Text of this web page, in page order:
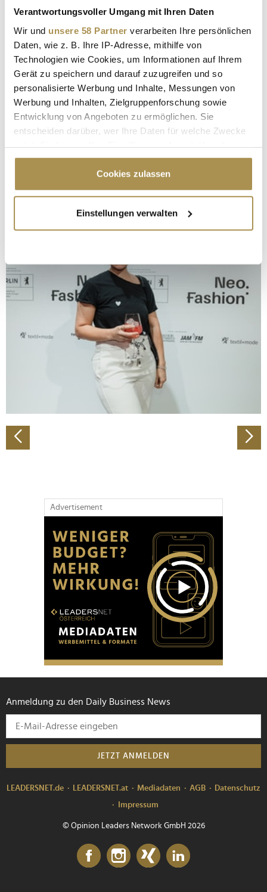
Verantwortungsvoller Umgang mit Ihren Daten
Wir und unsere 58 Partner verarbeiten Ihre persönlichen
Daten, wie z. B. Ihre IP-Adresse, mithilfe von
Technologien wie Cookies, um Informationen auf Ihrem
Gerät zu speichern und darauf zuzugreifen und so
personalisierte Werbung und Inhalte, Messungen von
Werbung und Inhalten, Zielgruppenforschung sowie
Entwicklung von Angeboten zu ermöglichen. Sie
entscheiden darüber, wer Ihre Daten für welche Zwecke
Cookie-Erklärung oder durch Klicken auf das Privacy
Trigger Symbol ändern oder widerrufen
Informationen über Ihre geografische Lage
erfassen, welche bis auf einige Meter genau sein
bestimmten Merkmalen (Fingerprinting) identifizieren
Erfahren Sie mehr darüber, wie Ihre persönlichen Daten
verarbeitet werden, und legen Sie Ihre Präferenzen im
Abschnitt Einzelheiten
fest.
Wir verwenden Cookies, um Inhalte und Anzeigen zu
personalisieren, Funktionen für soziale Medien anbieten
zu können und die Zugriffe auf unsere Website zu
analysieren. Außerdem geben wir Informationen zu Ihrer
Verwendung unserer Website an unsere Partner für
Partner führen diese Informationen möglicherweise mit
weiteren Daten zusammen, die Sie ihnen bereitgestellt
Cookies zulassen
Einstellungen verwalten
Advertisement
Anmeldung zu den Daily Business News
JETZT ANMELDEN
LEADERSNET.de LEADERSNET.at Mediadaten AGB
Datenschutz
Impressum
© Opinion Leaders Network GmbH 2026